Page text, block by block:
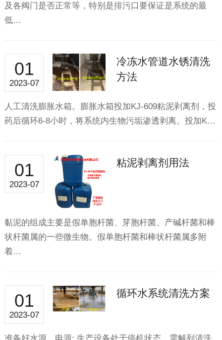
及各阀门是否正常等，特别是排污口要保证是系统的最
低…
01
2023-07
冷冻水管道水锈清洗
方法
人工清洗膨胀水箱。膨胀水箱投加KJ-609粘泥剥离剂，投
药后循环6-8小时，将系统内生物污垢渗透剥离。投加K…
01
2023-07
粘泥剥离剂用法
黏泥的组成主要是假单胞杆菌、芽胞杆菌、产碱杆菌和棒
状杆菌属的一些微生物。假单胞杆菌和棒状杆菌属多附
着…
01
2023-07
循环水系统清洗方案
准备好水源、电源; 生产设备处于停机状态，需解列清洗